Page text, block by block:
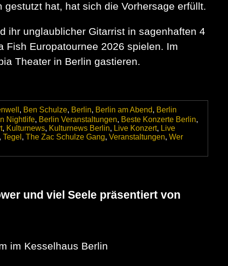
hat, hat sich die Vorhersage erfüllt.
ihr unglaublicher Gitarrist in sagenhaften 4
Fish Europatournee 2026 spielen. Im
Theater in Berlin gastieren.
, Ben Schulze, Berlin, Berlin am Abend, Berlin
Nightlife, Berlin Veranstaltungen, Beste Konzerte Berlin,
, Kulturnews, Kulturnews Berlin, Live Konzert, Live
, Tegel , The Zac Schulze Gang, Veranstaltungen, Wer
und viel Seele präsentiert von
im Kesselhaus Berlin